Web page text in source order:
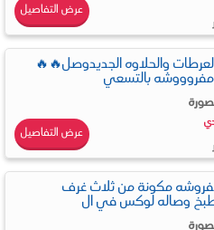
عرض التفاصيل
والحلاوه الجديدوصل🔥🔥
عرض التفاصيل
مكونة من ثلاث غرف
وصاله لوكس في ال